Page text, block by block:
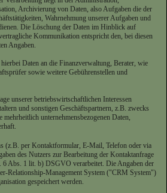
Archivierung von Daten, also Aufgaben die der
Wahrnehmung unserer Aufgaben und
Die Löschung der Daten im Hinblick auf
Kommunikation entspricht den, bei diesen
Angaben.
Daten an die Finanzverwaltung, Berater, wie
sowie weitere Gebührenstellen und
unserer betriebswirtschaftlichen Interessen
und sonstigen Geschäftspartnern, z.B. zwecks
unternehmensbezogenen Daten,
(z.B. per Kontaktformular, E-Mail, Telefon oder via
des Nutzers zur Bearbeitung der Kontaktanfrage
Abs. 1 lit. b) DSGVO verarbeitet. Die Angaben der
Relationship-Management System ("CRM System")
gespeichert werden.